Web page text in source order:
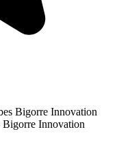
Bigorre Innovation
Innovation